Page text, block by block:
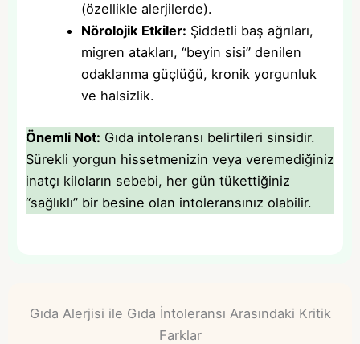
(özellikle alerjilerde).
Nörolojik Etkiler: Şiddetli baş ağrıları,
migren atakları, “beyin sisi” denilen
odaklanma güçlüğü, kronik yorgunluk
ve halsizlik.
Önemli Not: Gıda intoleransı belirtileri sinsidir.
Sürekli yorgun hissetmenizin veya veremediğiniz
inatçı kiloların sebebi, her gün tükettiğiniz
“sağlıklı” bir besine olan intoleransınız olabilir.
Gıda Alerjisi ile Gıda İntoleransı Arasındaki Kritik
Farklar